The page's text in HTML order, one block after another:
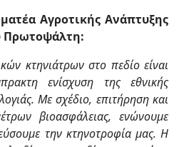
Αγροτικής Ανάπτυξης
Πρωτοψάλτη:
κτηνιάτρων στο πεδίο είναι
ενίσχυση της εθνικής
Με σχέδιο, επιτήρηση και
βιοασφάλειας, ενώνουμε
την κτηνοτροφία μας. Η